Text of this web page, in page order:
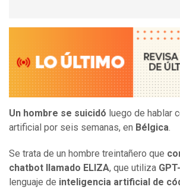
Un hombre se suicidó luego de hablar
artificial por seis semanas, en Bélgica.
Se trata de un hombre treintañero que
chatbot llamado ELIZA, que utiliza
lenguaje de inteligencia artificial de